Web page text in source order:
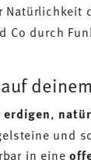
Natürlichkeit
Co durch
erdigen,
und
in eine